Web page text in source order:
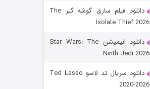
دانلود فیلم سارق گوشه گیر The
Isolate Thief 2026
دانلود انیمیشن Star Wars: The
Ninth Jedi 2026
دانلود سریال تد لاسو Ted Lasso
2020-2026